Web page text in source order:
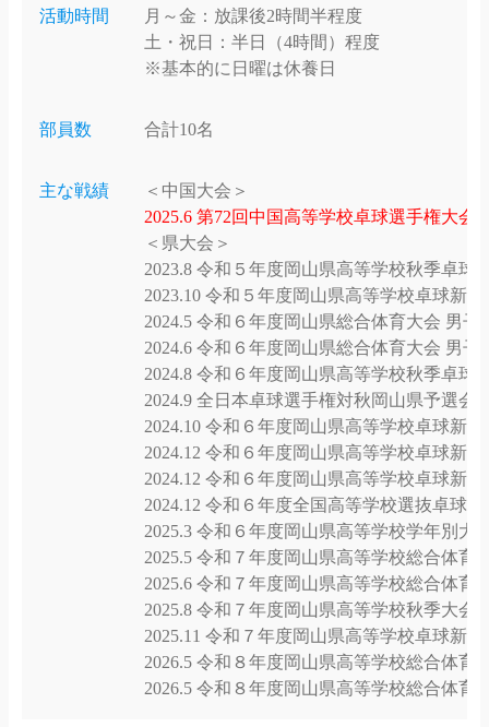
活動時間
月～金：放課後2時間半程度
土・祝日：半日（4時間）程度
※基本的に日曜は休養日
部員数 合計10名
主な戦績
＜中国大会＞
2025.6 第72回中国高等学校卓球選手権大会
＜県大会＞
2023.8 令和５年度岡山県高等学校秋季卓球
2023.10 令和５年度岡山県高等学校卓球新
2024.5 令和６年度岡山県総合体育大会 男子
2024.6 令和６年度岡山県総合体育大会 男子
2024.8 令和６年度岡山県高等学校秋季卓球
2024.9 全日本卓球選手権対秋岡山県予選
2024.10 令和６年度岡山県高等学校卓球新
2024.12 令和６年度岡山県高等学校卓球新
2024.12 令和６年度岡山県高等学校卓球新
2024.12 令和６年度全国高等学校選抜卓球
2025.3 令和６年度岡山県高等学校学年別
2025.5 令和７年度岡山県高等学校総合体
2025.6 令和７年度岡山県高等学校総合体育
2025.8 令和７年度岡山県高等学校秋季大
2025.11 令和７年度岡山県高等学校卓球新
2026.5 令和８年度岡山県高等学校総合体
2026.5 令和８年度岡山県高等学校総合体育